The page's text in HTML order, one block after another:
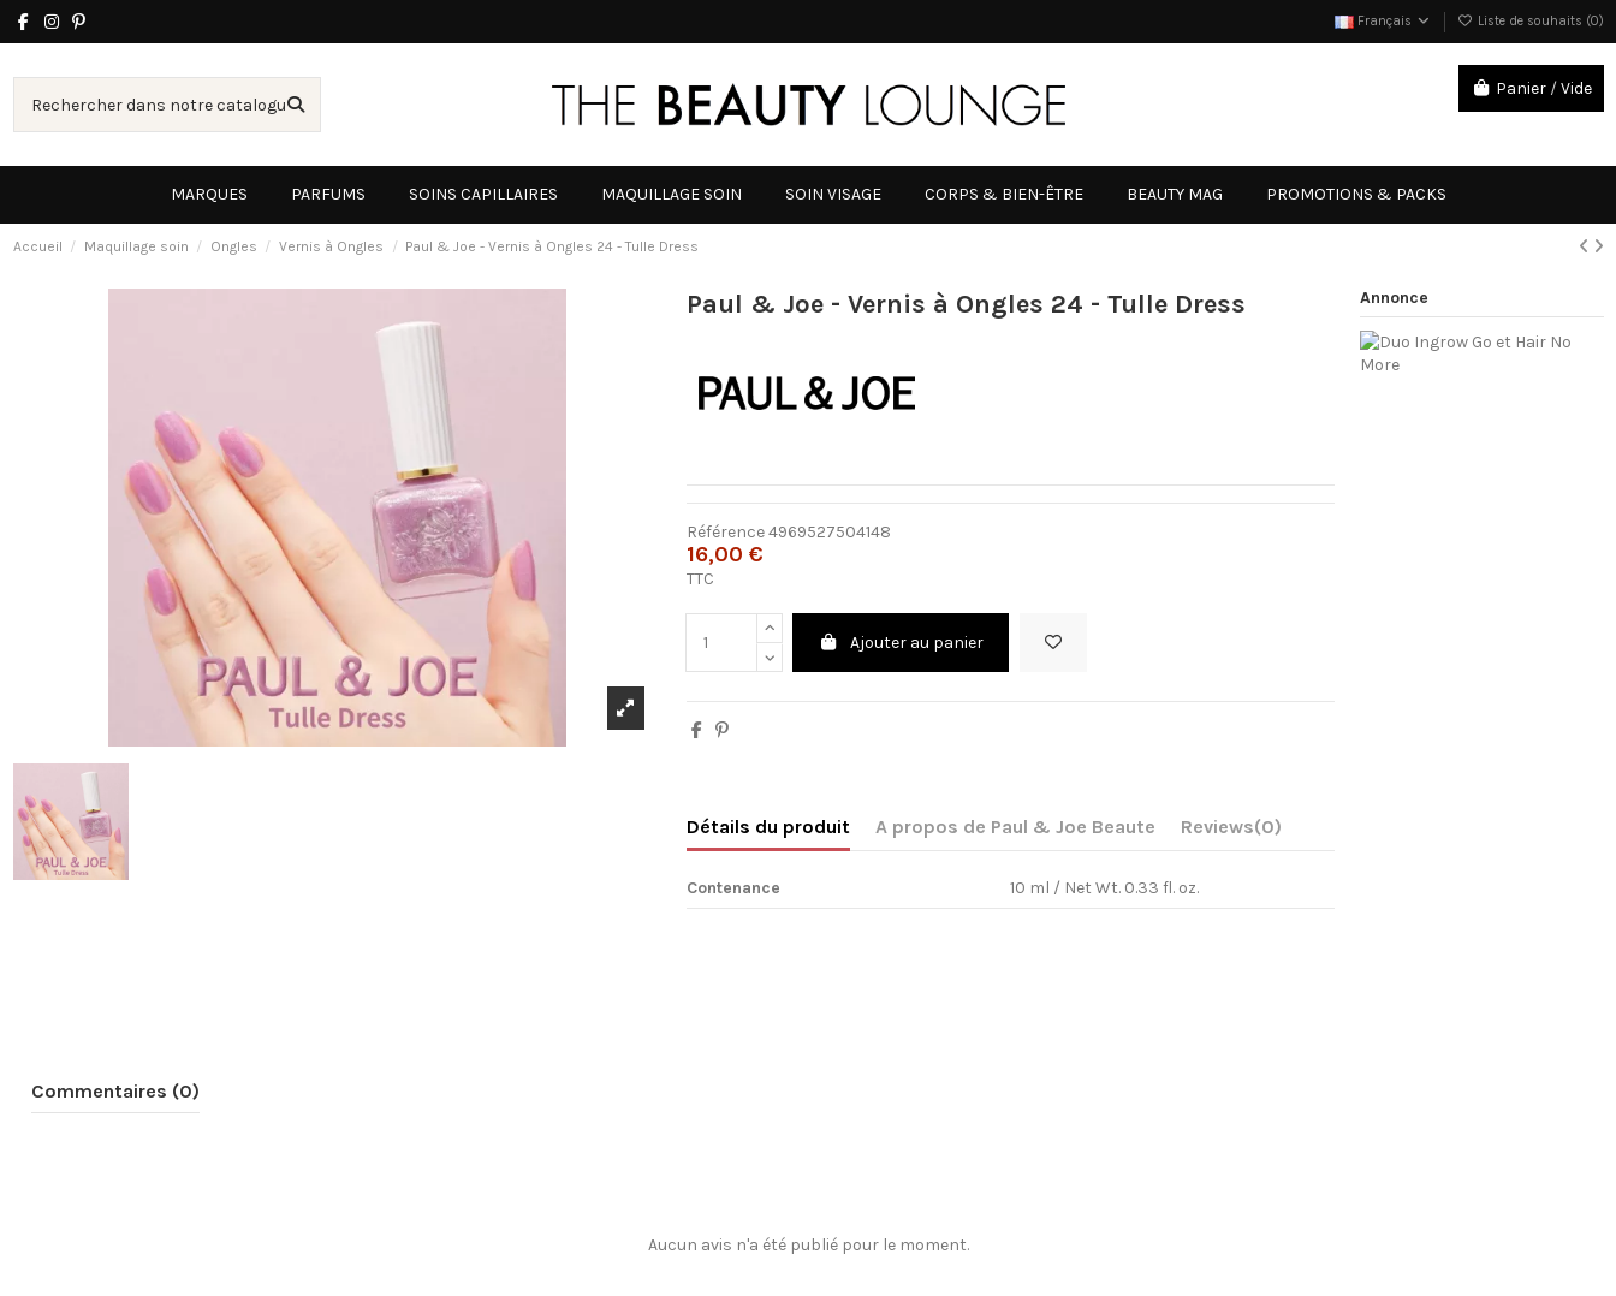
Français Liste de souhaits (0)
Panier /Vide
MARQUES PARFUMS SOINS CAPILLAIRES MAQUILLAGE SOIN SOIN VISAGE CORPS & BIEN-ÊTRE BEAUTY MAG PROMOTIONS & PACKS
Accueil Maquillage soin Ongles Vernis à Ongles Paul & Joe - Vernis à Ongles 24 - Tulle Dress
Paul & Joe - Vernis à Ongles 24 - Tulle Dress
Référence 4969527504148
16,00 €
TTC
Ajouter au panier
Détails du produit A propos de Paul & Joe Beaute Reviews(0)
Contenance 10 ml / Net Wt. 0.33 fl. oz.
Annonce
Commentaires (0)
Aucun avis n'a été publié pour le moment.